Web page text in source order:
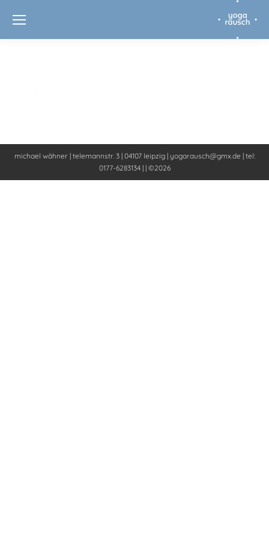
michael wähner | telemannstr. 3 | 04107 leipzig | yogarausch@gmx.de | tel:
0177-6283134 | | ©2026